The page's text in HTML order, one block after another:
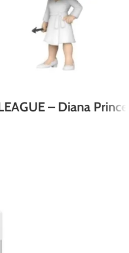
– Diana Prince